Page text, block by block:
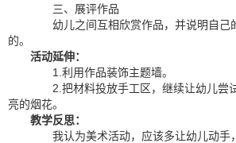
三、展评作品
幼儿之间互相欣赏作品，并说明自己
的。
活动延伸：
1.利用作品装饰主题墙。
2.把材料投放手工区，继续让幼儿尝
亮的烟花。
教学反思：
我认为美术活动，应该多让幼儿动手